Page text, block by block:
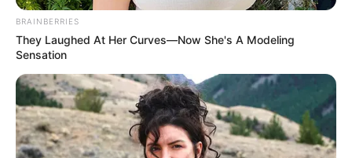
BRAINBERRIES
They Laughed At Her Curves—Now She's A Modeling
Sensation